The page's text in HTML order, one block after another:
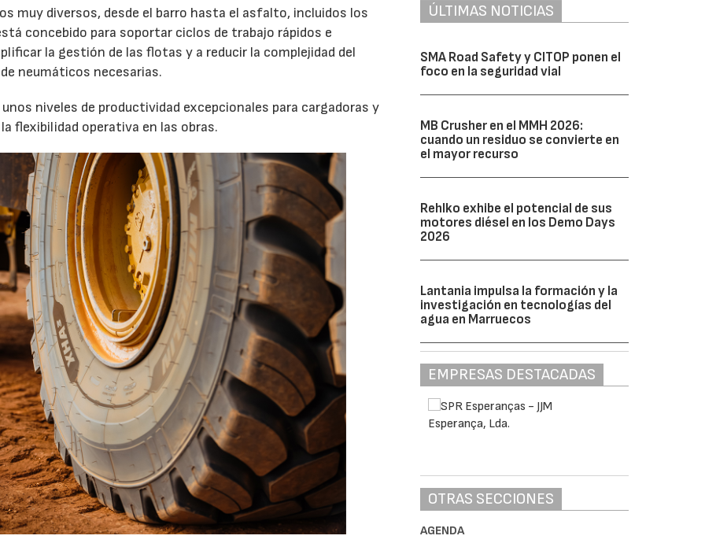
muy diversos, desde el barro hasta el asfalto, incluidos los
concebido para soportar ciclos de trabajo rápidos e
la gestión de las flotas y a reducir la complejidad del
neumáticos necesarias.
niveles de productividad excepcionales para cargadoras y
flexibilidad operativa en las obras.
ÚLTIMAS NOTICIAS
SMA Road Safety y CITOP ponen el
foco en la seguridad vial
MB Crusher en el MMH 2026:
cuando un residuo se convierte en
el mayor recurso
Rehlko exhibe el potencial de sus
motores diésel en los Demo Days
2026
Lantania impulsa la formación y la
investigación en tecnologías del
agua en Marruecos
EMPRESAS DESTACADAS
OTRAS SECCIONES
AGENDA